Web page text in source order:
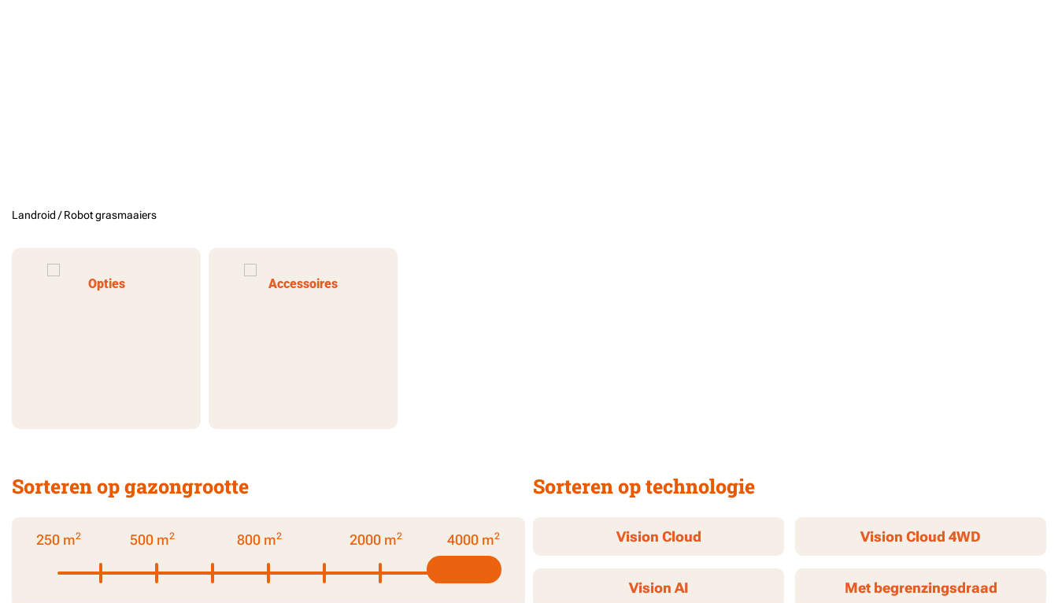
Landroid /Robot grasmaaiers
Opties Accessoires
Sorteren op gazongrootte
250 m2 500 m2 800 m2 2000 m2 4000 m2
Sorteren op technologie
Vision Cloud Vision Cloud 4WD
Vision AI Met begrenzingsdraad